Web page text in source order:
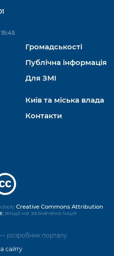
Громадськості
Публічна інформація
Для ЗМІ
Київ та міська влада
Контакти
— розробник порталу
сайту
Creative Commons Attribution
, якщо не зазначено інше